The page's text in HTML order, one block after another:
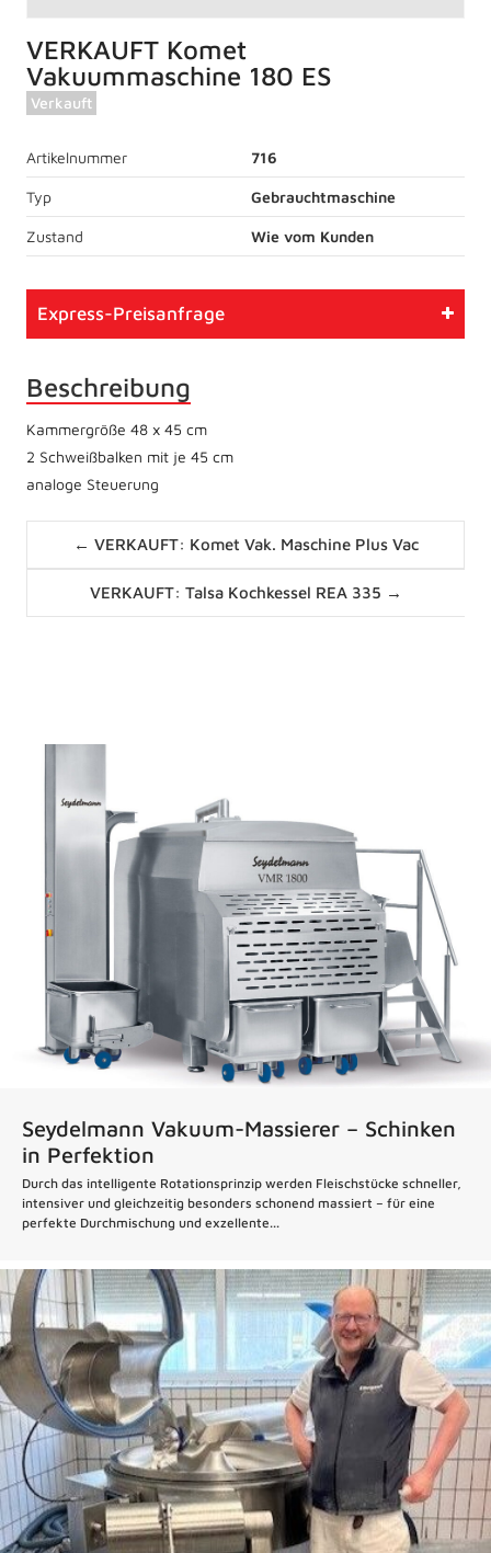
VERKAUFT Komet
Vakuummaschine 180 ES
Verkauft
Artikelnummer
Typ
Zustand
716
Gebrauchtmaschine
Wie vom Kunden
Express-Preisanfrage
Beschreibung
Kammergröße 48 x 45 cm
2 Schweißbalken mit je 45 cm
analoge Steuerung
navigation
← VERKAUFT: Komet Vak. Maschine Plus Vac
Posts
navigation
VERKAUFT: Talsa Kochkessel REA 335 →
Seydelmann Vakuum-Massierer – Schinken
in Perfektion
Durch das intelligente Rotationsprinzip werden Fleischstücke schneller,
intensiver und gleichzeitig besonders schonend massiert – für eine
perfekte Durchmischung und exzellente...